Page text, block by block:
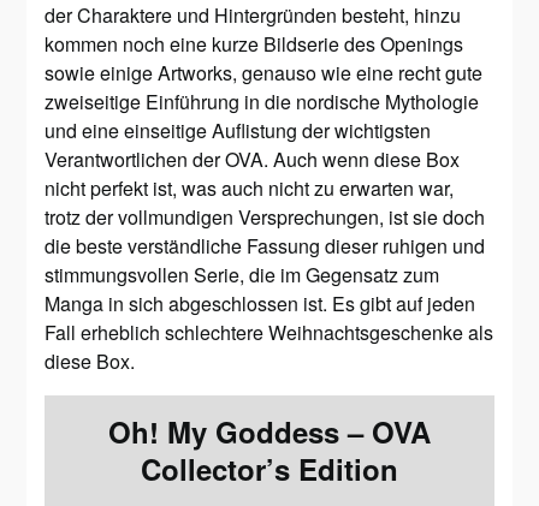
der Charaktere und Hintergründen besteht, hinzu
kommen noch eine kurze Bildserie des Openings
sowie einige Artworks, genauso wie eine recht gute
zweiseitige Einführung in die nordische Mythologie
und eine einseitige Auflistung der wichtigsten
Verantwortlichen der OVA. Auch wenn diese Box
nicht perfekt ist, was auch nicht zu erwarten war,
trotz der vollmundigen Versprechungen, ist sie doch
die beste verständliche Fassung dieser ruhigen und
stimmungsvollen Serie, die im Gegensatz zum
Manga in sich abgeschlossen ist. Es gibt auf jeden
Fall erheblich schlechtere Weihnachtsgeschenke als
diese Box.
Oh! My Goddess – OVA
Collector’s Edition